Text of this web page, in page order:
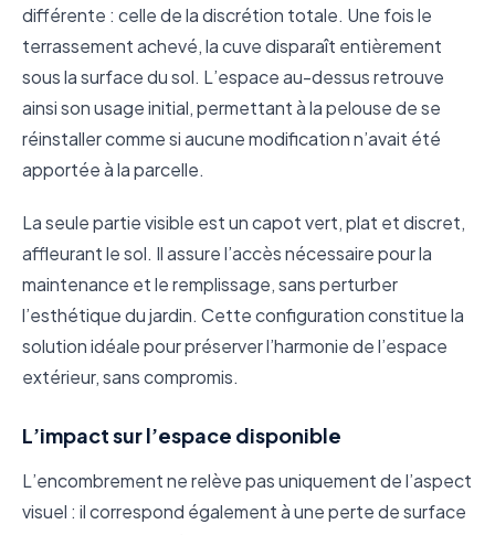
différente : celle de la discrétion totale. Une fois le
terrassement achevé, la cuve disparaît entièrement
sous la surface du sol. L’espace au-dessus retrouve
ainsi son usage initial, permettant à la pelouse de se
réinstaller comme si aucune modification n’avait été
apportée à la parcelle.
La seule partie visible est un capot vert, plat et discret,
affleurant le sol. Il assure l’accès nécessaire pour la
maintenance et le remplissage, sans perturber
l’esthétique du jardin. Cette configuration constitue la
solution idéale pour préserver l’harmonie de l’espace
extérieur, sans compromis.
L’impact sur l’espace disponible
L’encombrement ne relève pas uniquement de l’aspect
visuel : il correspond également à une perte de surface